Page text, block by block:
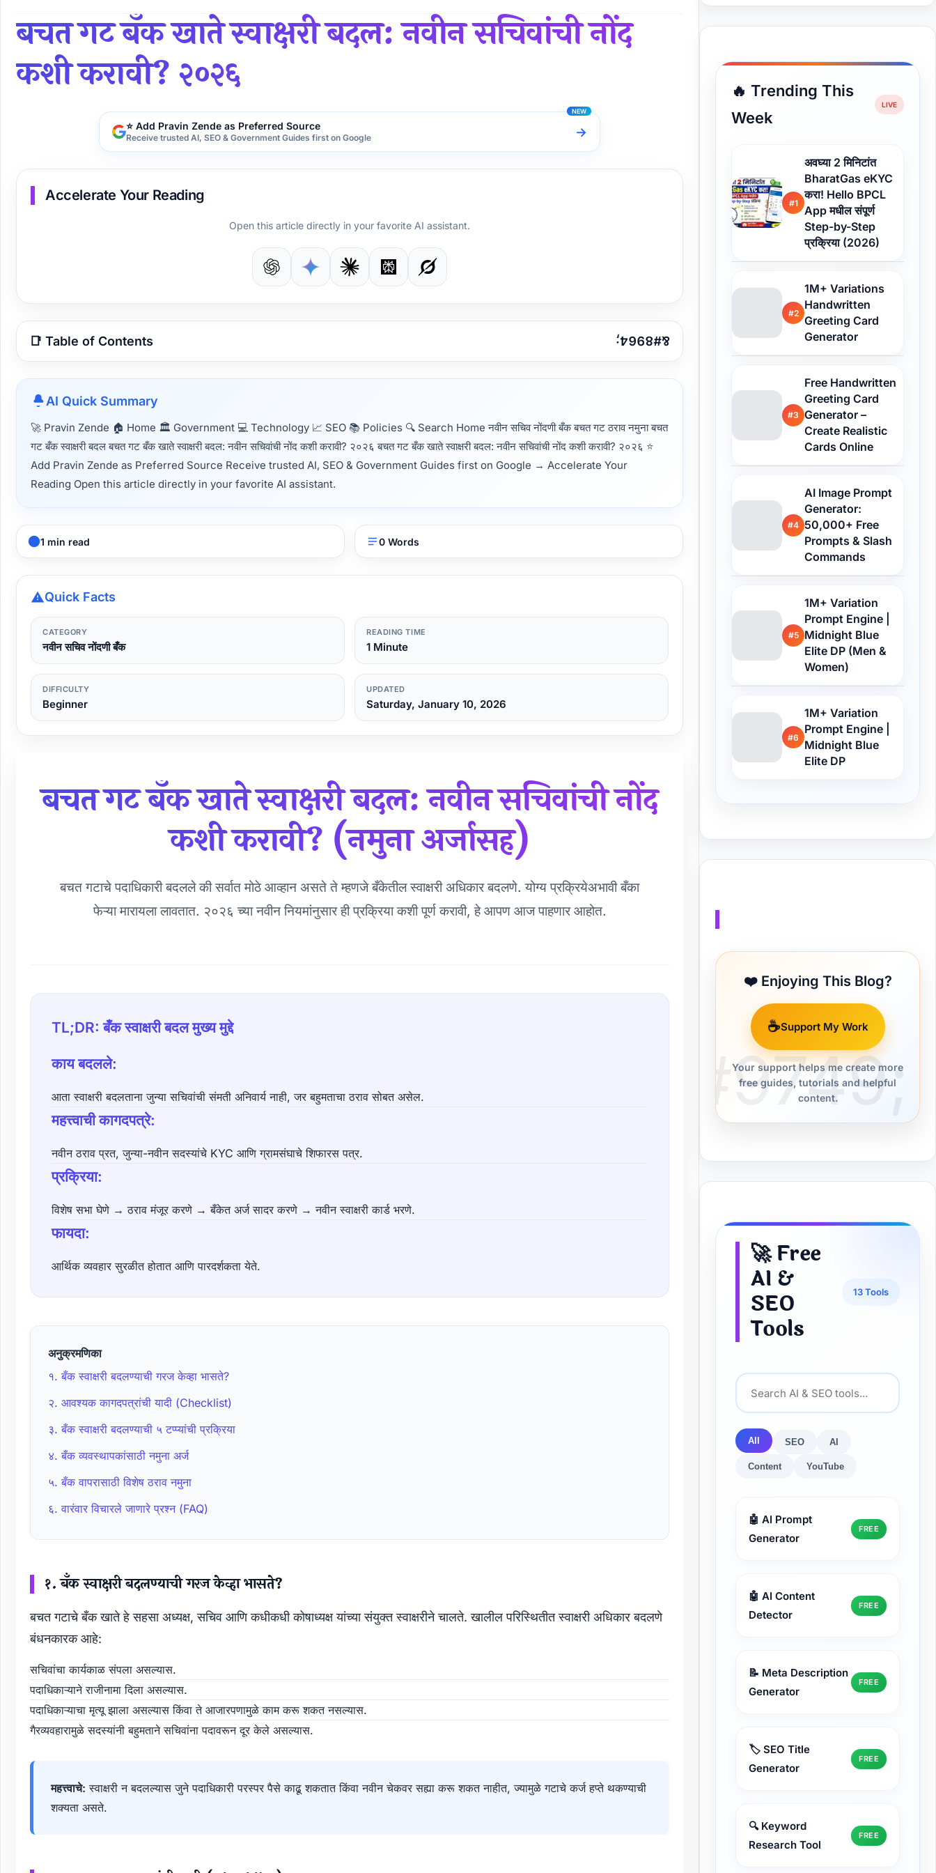
बचत गट बँक खाते स्वाक्षरी बदल: नवीन सचिवांची नोंद
कशी करावी? २०२६
⭐ Add Pravin Zende as Preferred Source
Receive trusted AI, SEO & Government Guides first on Google →
Accelerate Your Reading
Open this article directly in your favorite AI assistant.
📑 Table of Contents
AI Quick Summary
🚀 Pravin Zende 🏠 Home 🏛 Government 💻 Technology 📈 SEO 📚 Policies 🔍 Search Home नवीन सचिव नोंदणी बँक बचत गट ठराव नमुना बचत
गट बँक स्वाक्षरी बदल बचत गट बँक खाते स्वाक्षरी बदल: नवीन सचिवांची नोंद कशी करावी? २०२६ बचत गट बँक खाते स्वाक्षरी बदल: नवीन सचिवांची नोंद कशी करावी? २०२६ ⭐
Add Pravin Zende as Preferred Source Receive trusted AI, SEO & Government Guides first on Google → Accelerate Your
Reading Open this article directly in your favorite AI assistant.
1 min read 0 Words
Quick Facts
CATEGORY
नवीन सचिव नोंदणी बँक
READING TIME
1 Minute
DIFFICULTY
Beginner
UPDATED
Saturday, January 10, 2026
बचत गट बँक खाते स्वाक्षरी बदल: नवीन सचिवांची नोंद
कशी करावी? (नमुना अर्जासह)
बचत गटाचे पदाधिकारी बदलले की सर्वात मोठे आव्हान असते ते म्हणजे बँकेतील स्वाक्षरी अधिकार बदलणे. योग्य प्रक्रियेअभावी बँका
फेऱ्या मारायला लावतात. २०२६ च्या नवीन नियमांनुसार ही प्रक्रिया कशी पूर्ण करावी, हे आपण आज पाहणार आहोत.
TL;DR: बँक स्वाक्षरी बदल मुख्य मुद्दे
काय बदलले:
आता स्वाक्षरी बदलताना जुन्या सचिवांची संमती अनिवार्य नाही, जर बहुमताचा ठराव सोबत असेल.
महत्त्वाची कागदपत्रे:
नवीन ठराव प्रत, जुन्या-नवीन सदस्यांचे KYC आणि ग्रामसंघाचे शिफारस पत्र.
प्रक्रिया:
विशेष सभा घेणे → ठराव मंजूर करणे → बँकेत अर्ज सादर करणे → नवीन स्वाक्षरी कार्ड भरणे.
फायदा:
आर्थिक व्यवहार सुरळीत होतात आणि पारदर्शकता येते.
अनुक्रमणिका
१. बँक स्वाक्षरी बदलण्याची गरज केव्हा भासते?
२. आवश्यक कागदपत्रांची यादी (Checklist)
३. बँक स्वाक्षरी बदलण्याची ५ टप्प्यांची प्रक्रिया
४. बँक व्यवस्थापकांसाठी नमुना अर्ज
५. बँक वापरासाठी विशेष ठराव नमुना
६. वारंवार विचारले जाणारे प्रश्न (FAQ)
१. बँक स्वाक्षरी बदलण्याची गरज केव्हा भासते?
बचत गटाचे बँक खाते हे सहसा अध्यक्ष, सचिव आणि कधीकधी कोषाध्यक्ष यांच्या संयुक्त स्वाक्षरीने चालते. खालील परिस्थितीत स्वाक्षरी अधिकार बदलणे
बंधनकारक आहे:
सचिवांचा कार्यकाळ संपला असल्यास.
पदाधिकाऱ्याने राजीनामा दिला असल्यास.
पदाधिकाऱ्याचा मृत्यू झाला असल्यास किंवा ते आजारपणामुळे काम करू शकत नसल्यास.
गैरव्यवहारामुळे सदस्यांनी बहुमताने सचिवांना पदावरून दूर केले असल्यास.
महत्त्वाचे: स्वाक्षरी न बदलल्यास जुने पदाधिकारी परस्पर पैसे काढू शकतात किंवा नवीन चेकवर सह्या करू शकत नाहीत, ज्यामुळे गटाचे कर्ज हप्ते थकण्याची
शक्यता असते.
🔥 Trending This
Week
#1
अवघ्या 2 मिनिटांत
BharatGas eKYC
करा! Hello BPCL
App मधील संपूर्ण
Step-by-Step
प्रक्रिया (2026)
#2
1M+ Variations
Handwritten
Greeting Card
Generator
#3
Free Handwritten
Greeting Card
Generator –
Create Realistic
Cards Online
#4
AI Image Prompt
Generator:
50,000+ Free
Prompts & Slash
Commands
#5
1M+ Variation
Prompt Engine |
Midnight Blue
Elite DP (Men &
Women)
#6
1M+ Variation
Prompt Engine |
Midnight Blue
Elite DP
❤️ Enjoying This Blog?
☕Support My Work
Your support helps me create more
free guides, tutorials and helpful
content.
🚀 Free
AI &
SEO
Tools
13 Tools
All SEO AI
Content YouTube
🤖 AI Prompt
Generator
FREE
🤖 AI Content
Detector
FREE
📝 Meta Description
Generator
FREE
🏷️ SEO Title
Generator
FREE
🔍 Keyword
Research Tool
FREE